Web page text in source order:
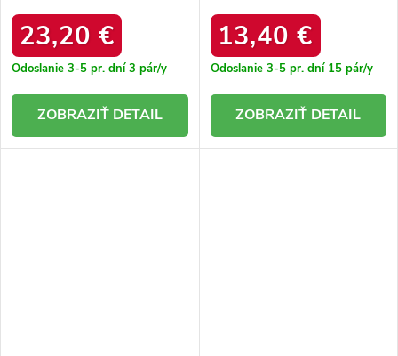
23,20 €
Odoslanie 3-5 pr. dní3 pár/y
DETAIL
MC-39 BLACK
13,40 €
Odoslanie 3-5 pr. dní 15 pár/y
DETAIL